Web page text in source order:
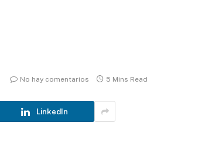
No hay comentarios 5 Mins Read
LinkedIn